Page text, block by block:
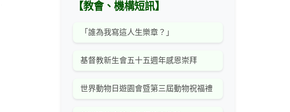
【教會、機構短訊】
「誰為我寫這人生樂章？」
基督教新生會五十五週年感恩崇拜
世界動物日遊園會暨第三屆動物祝福禮